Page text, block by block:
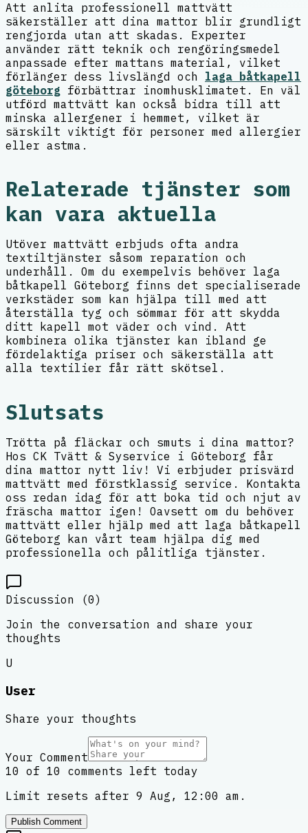
Att anlita professionell mattvätt
säkerställer att dina mattor blir grundligt
rengjorda utan att skadas. Experter
använder rätt teknik och rengöringsmedel
anpassade efter mattans material, vilket
förlänger dess livslängd och laga båtkapell
göteborg förbättrar inomhusklimatet. En väl
utförd mattvätt kan också bidra till att
minska allergener i hemmet, vilket är
särskilt viktigt för personer med allergier
eller astma.
Relaterade tjänster som
kan vara aktuella
Utöver mattvätt erbjuds ofta andra
textiltjänster såsom reparation och
underhåll. Om du exempelvis behöver laga
båtkapell Göteborg finns det specialiserade
verkstäder som kan hjälpa till med att
återställa tyg och sömmar för att skydda
ditt kapell mot väder och vind. Att
kombinera olika tjänster kan ibland ge
fördelaktiga priser och säkerställa att
alla textilier får rätt skötsel.
Slutsats
Trötta på fläckar och smuts i dina mattor?
Hos CK Tvätt & Syservice i Göteborg får
dina mattor nytt liv! Vi erbjuder prisvärd
mattvätt med förstklassig service. Kontakta
oss redan idag för att boka tid och njut av
fräscha mattor igen! Oavsett om du behöver
mattvätt eller hjälp med att laga båtkapell
Göteborg kan vårt team hjälpa dig med
professionella och pålitliga tjänster.
Discussion (0)
Join the conversation and share your
thoughts
U
User
Share your thoughts
Your Comment
10 of 10 comments left today
Limit resets after 9 Aug, 12:00 am.
Publish Comment